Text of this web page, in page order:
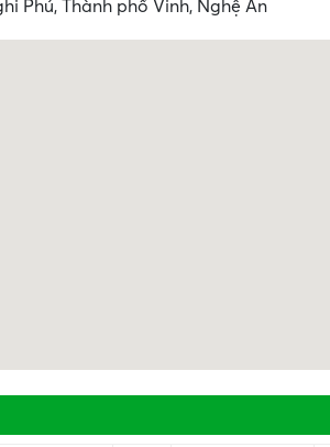
Phú, Thành phố Vinh, Nghệ An